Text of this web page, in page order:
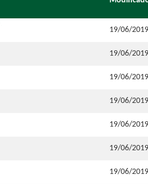
19/06/
19/06/
19/06/
19/06/
19/06/
19/06/
19/06/